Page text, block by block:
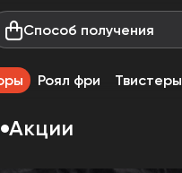
Способ получения
Роял фри Твистеры
Акции